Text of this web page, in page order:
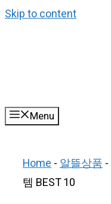
Skip to content
Menu
Home-알뜰상품-
템 BEST 10